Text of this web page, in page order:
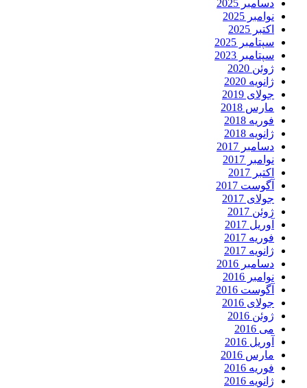
دسامبر 2025
نوامبر 2025
اکتبر 2025
سپتامبر 2025
سپتامبر 2023
ژوئن 2020
ژانویه 2020
جولای 2019
مارس 2018
فوریه 2018
ژانویه 2018
دسامبر 2017
نوامبر 2017
اکتبر 2017
آگوست 2017
جولای 2017
ژوئن 2017
آوریل 2017
فوریه 2017
ژانویه 2017
دسامبر 2016
نوامبر 2016
آگوست 2016
جولای 2016
ژوئن 2016
می 2016
آوریل 2016
مارس 2016
فوریه 2016
ژانویه 2016